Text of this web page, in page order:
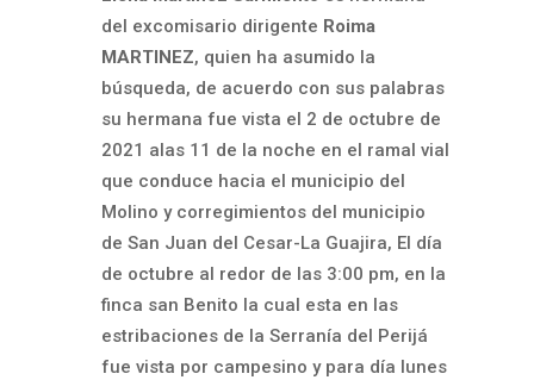
del excomisario dirigente Roima
MARTINEZ, quien ha asumido la
búsqueda, de acuerdo con sus palabras
su hermana fue vista el 2 de octubre de
2021 alas 11 de la noche en el ramal vial
que conduce hacia el municipio del
Molino y corregimientos del municipio
de San Juan del Cesar-La Guajira, El día
de octubre al redor de las 3:00 pm, en la
finca san Benito la cual esta en las
estribaciones de la Serranía del Perijá
fue vista por campesino y para día lunes